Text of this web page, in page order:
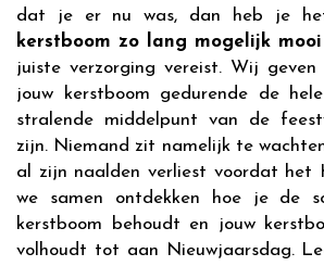
dat je er nu was, dan heb je
kerstboom zo lang mogelijk
juiste verzorging vereist. Wij
jouw kerstboom gedurende de
stralende middelpunt van de
zijn. Niemand zit namelijk te
al zijn naalden verliest voordat het
we samen ontdekken hoe je de
kerstboom behoudt en jouw
volhoudt tot aan Nieuwjaarsdag.